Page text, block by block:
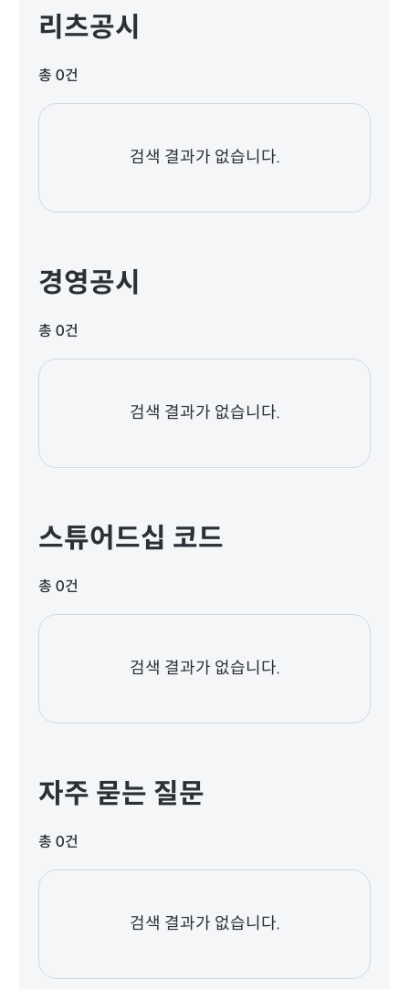
리츠공시
총 0건
검색 결과가 없습니다.
경영공시
총 0건
검색 결과가 없습니다.
스튜어드십 코드
총 0건
검색 결과가 없습니다.
자주 묻는 질문
총 0건
검색 결과가 없습니다.